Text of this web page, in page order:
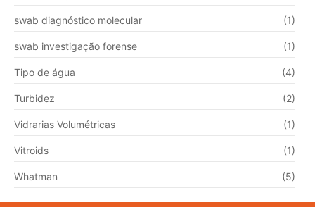
swab diagnóstico molecular (1)
swab investigação forense (1)
Tipo de água (4)
Turbidez (2)
Vidrarias Volumétricas (1)
Vitroids (1)
Whatman (5)